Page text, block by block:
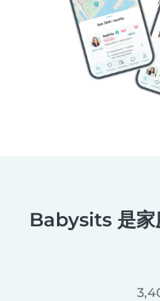
Babysits 是家